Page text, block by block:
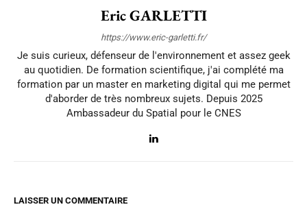
Eric GARLETTI
https://www.eric-garletti.fr/
Je suis curieux, défenseur de l'environnement et assez geek
au quotidien. De formation scientifique, j'ai complété ma
formation par un master en marketing digital qui me permet
d'aborder de très nombreux sujets. Depuis 2025
Ambassadeur du Spatial pour le CNES
LAISSER UN COMMENTAIRE